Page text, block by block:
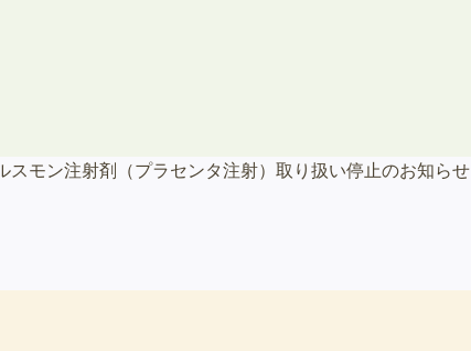
スモン注射剤（プラセンタ注射）取り扱い停止のお知らせ